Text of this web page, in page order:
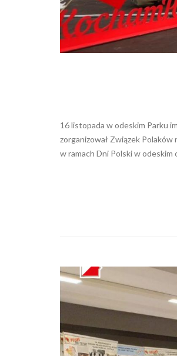
16 listopada w odeskim Parku
zorganizował Związek
w ramach Dni Polski w